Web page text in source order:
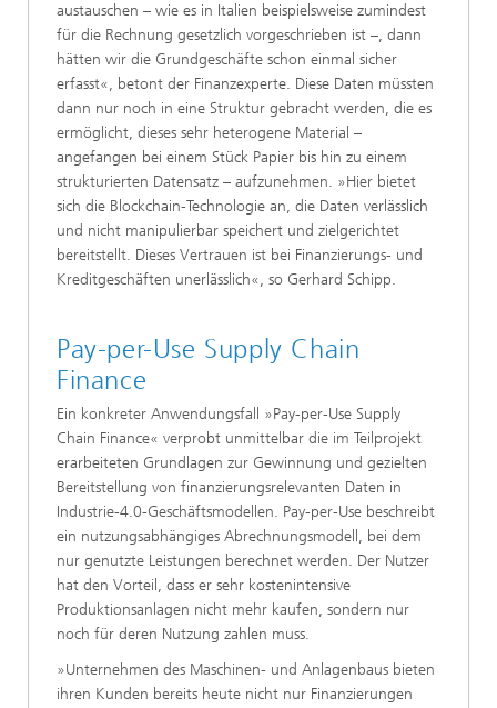
austauschen – wie es in Italien beispielsweise zumindest
für die Rechnung gesetzlich vorgeschrieben ist –, dann
hätten wir die Grundgeschäfte schon einmal sicher
erfasst«, betont der Finanzexperte. Diese Daten müssten
dann nur noch in eine Struktur gebracht werden, die es
ermöglicht, dieses sehr heterogene Material –
angefangen bei einem Stück Papier bis hin zu einem
strukturierten Datensatz – aufzunehmen. »Hier bietet
sich die Blockchain-Technologie an, die Daten verlässlich
und nicht manipulierbar speichert und zielgerichtet
bereitstellt. Dieses Vertrauen ist bei Finanzierungs- und
Kreditgeschäften unerlässlich«, so Gerhard Schipp.
Pay-per-Use Supply Chain
Finance
Ein konkreter Anwendungsfall »Pay-per-Use Supply
Chain Finance« verprobt unmittelbar die im Teilprojekt
erarbeiteten Grundlagen zur Gewinnung und gezielten
Bereitstellung von finanzierungsrelevanten Daten in
Industrie-4.0-Geschäftsmodellen. Pay-per-Use beschreibt
ein nutzungsabhängiges Abrechnungsmodell, bei dem
nur genutzte Leistungen berechnet werden. Der Nutzer
hat den Vorteil, dass er sehr kostenintensive
Produktionsanlagen nicht mehr kaufen, sondern nur
noch für deren Nutzung zahlen muss.
»Unternehmen des Maschinen- und Anlagenbaus bieten
ihren Kunden bereits heute nicht nur Finanzierungen